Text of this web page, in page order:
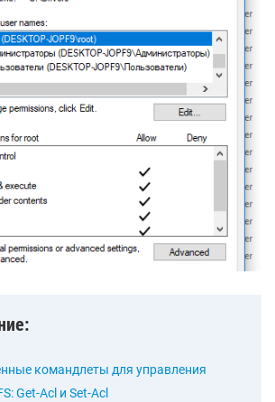
командлеты для управления
Get-Acl и Set-Acl